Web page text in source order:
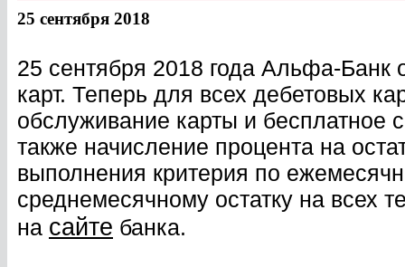
25 сентября 2018
25 сентября 2018 года Альфа-Банк
карт. Теперь для всех дебетовых
обслуживание карты и бесплатное
также начисление процента на
выполнения критерия по
среднемесячному остатку на всех
на сайте банка.